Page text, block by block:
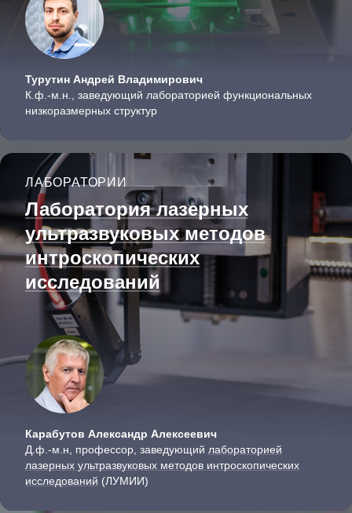
Турутин Андрей Владимирович
К.ф.-м.н., заведующий лабораторией функциональных
низкоразмерных структур
ЛАБОРАТОРИИ
Лаборатория лазерных
ультразвуковых методов
интроскопи­ческих
исследований
Карабутов Александр Алексеевич
Д.ф.-м.н, профессор, заведующий лабораторией
лазерных ультразвуковых методов интроскопи­ческих
исследований (ЛУМИИ)